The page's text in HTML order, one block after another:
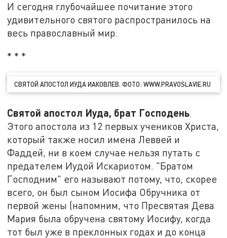
И сегодня глубочайшее почитание этого
удивительного святого распространилось на
весь православный мир.
* * *
СВЯТОЙ АПОСТОЛ ИУДА ИАКОВЛЕВ. ФОТО: WWW.PRAVOSLAVIE.RU
Святой апостол Иуда, брат Господень.
Этого апостола из 12 первых учеников Христа,
который также носил имена Леввей и
Фаддей, ни в коем случае нельзя путать с
предателем Иудой Искариотом. "Братом
Господним" его называют потому, что, скорее
всего, он был сыном Иосифа Обручника от
первой жены (напомним, что Пресвятая Дева
Мария была обручена святому Иосифу, когда
тот был уже в преклонных годах и до конца